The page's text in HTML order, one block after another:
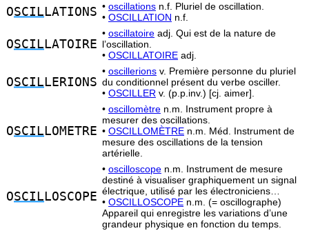
OSCIL LATIONS • oscillations n.f. Pluriel de oscillation.
• OSCILLATION n.f.
OSCIL LATOIRE
• oscillatoire adj. Qui est de la nature de
l’oscillation.
• OSCILLATOIRE adj.
OSCIL LERIONS
• oscillerions v. Première personne du pluriel
du conditionnel présent du verbe osciller.
• OSCILLER v. (p.p.inv.) [cj. aimer].
OSCIL LOMETRE
• oscillomètre n.m. Instrument propre à
mesurer des oscillations.
• OSCILLOMÈTRE n.m. Méd. Instrument de
mesure des oscillations de la tension
artérielle.
OSCIL LOSCOPE
• oscilloscope n.m. Instrument de mesure
destiné à visualiser graphiquement un signal
électrique, utilisé par les électroniciens…
• OSCILLOSCOPE n.m. (= oscillographe)
Appareil qui enregistre les variations d’une
grandeur physique en fonction du temps.